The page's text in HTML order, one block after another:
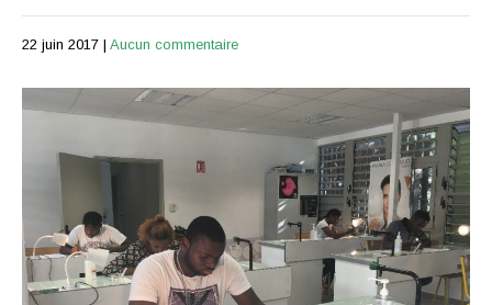
22 juin 2017 | Aucun commentaire